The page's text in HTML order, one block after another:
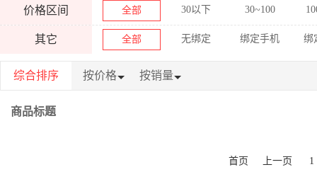
价格区间 全部 30以下 30~100
其它 全部 无绑定 绑定手机 绑
综合排序 按价格 按销量
商品标题
首页 上一页 1